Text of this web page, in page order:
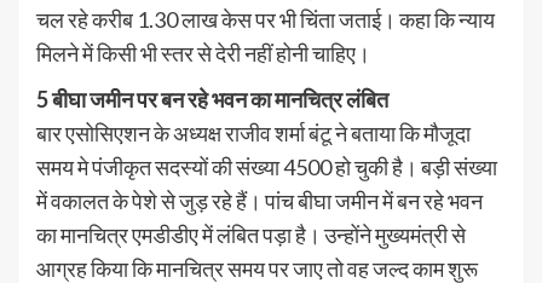
चल रहे करीब 1.30 लाख केस पर भी चिंता जताई। कहा कि न्याय
मिलने में किसी भी स्तर से देरी नहीं होनी चाहिए।
5 बीघा जमीन पर बन रहे भवन का मानचित्र लंबित
बार एसोसिएशन के अध्यक्ष राजीव शर्मा बंटू ने बताया कि मौजूदा
समय मे पंजीकृत सदस्यों की संख्या 4500 हो चुकी है। बड़ी संख्या
में वकालत के पेशे से जुड़ रहे हैं। पांच बीघा जमीन में बन रहे भवन
का मानचित्र एमडीडीए में लंबित पड़ा है। उन्होंने मुख्यमंत्री से
आग्रह किया कि मानचित्र समय पर जाए तो वह जल्द काम शुरू